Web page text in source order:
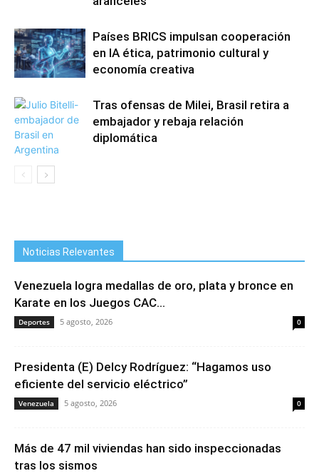
Países BRICS impulsan cooperación
en IA ética, patrimonio cultural y
economía creativa
Tras ofensas de Milei, Brasil retira a
embajador y rebaja relación
diplomática
Noticias Relevantes
Venezuela logra medallas de oro, plata y bronce en
Karate en los Juegos CAC...
Deportes 5 agosto, 2026 0
Presidenta (E) Delcy Rodríguez: “Hagamos uso
eficiente del servicio eléctrico”
Venezuela 5 agosto, 2026 0
Más de 47 mil viviendas han sido inspeccionadas
tras los sismos